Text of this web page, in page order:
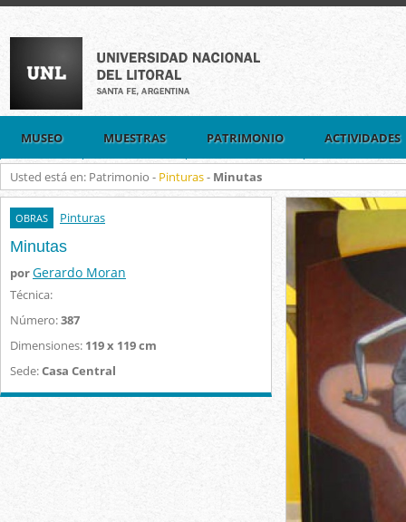
MUSEO MUESTRAS PATRIMONIO ACTIVIDADES
Usted está en: Patrimonio - Pinturas- Minutas
OBRAS Pinturas
Minutas
porGerardo Moran
Técnica:
Número:387
Dimensiones: 119 x 119 cm
Sede:Casa Central